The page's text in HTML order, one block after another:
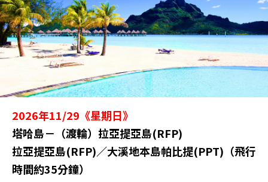
2026年11/29《星期日》
塔哈島－（渡輪）拉亞提亞島(RFP)
拉亞提亞島(RFP)／大溪地本島帕比提(PPT)（飛行
時間約35分鐘）